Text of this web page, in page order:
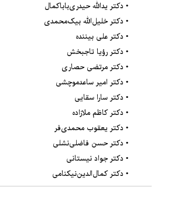
• دکتر یدالله حیدری‌باباکمال
• دکتر خلیل‌الله بیک‌محمدی
• دکتر علی بیننده
• دکتر رؤیا تاجبخش
• دکتر مرتضی حصاری
• دکتر امیر ساعدموچشی
• دکتر سارا سقایی
• دکتر کاظم ملازاده
• دکتر یعقوب محمدی‌فر
• دکتر حسن فاضلی‌نشلی
• دکتر جواد نیستانی
• دکتر کمال‌الدین‌نیکنامی